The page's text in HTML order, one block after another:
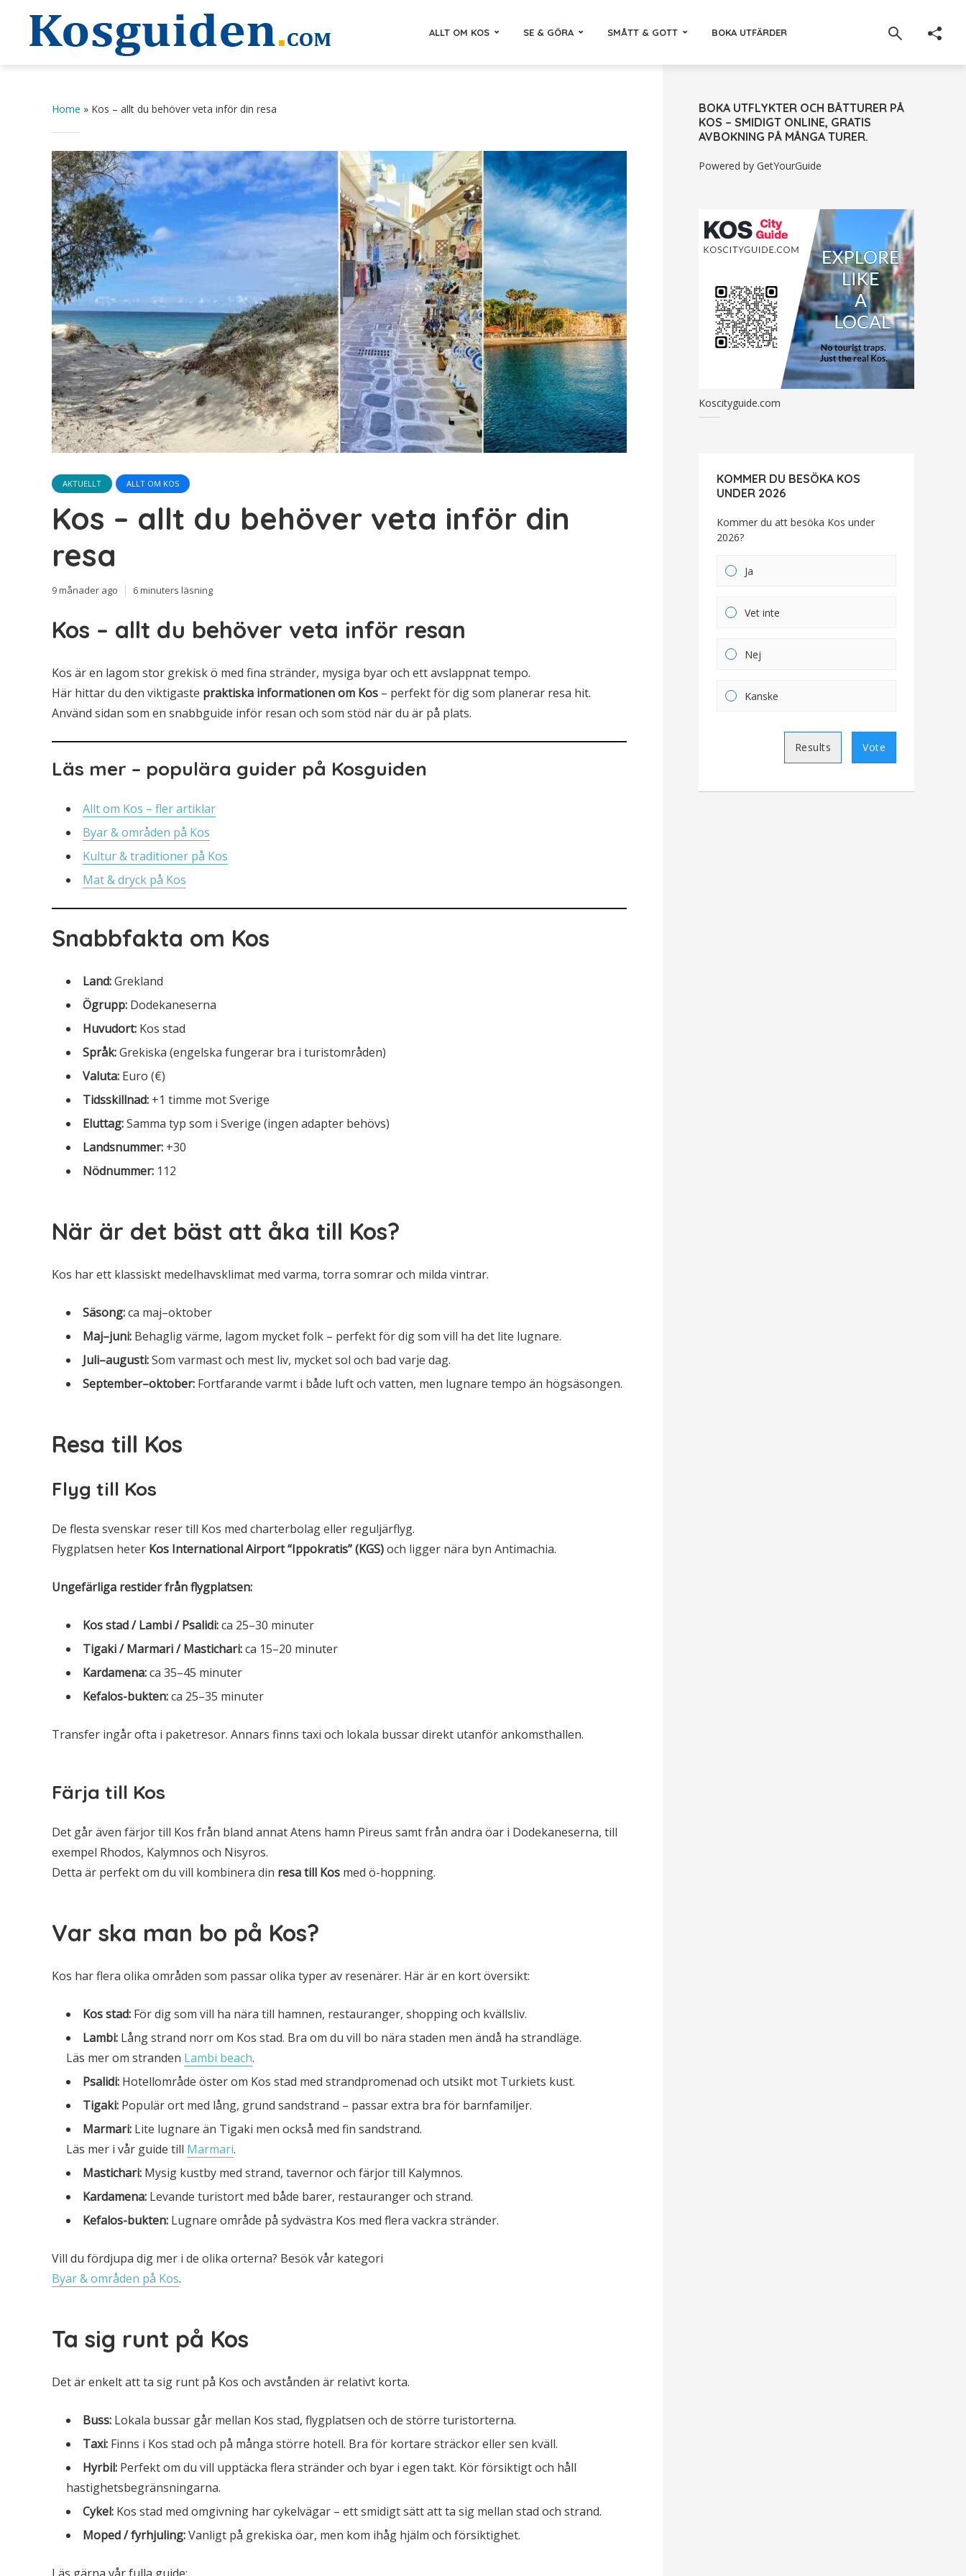
ALLT OM KOS SE & GÖRA SMÅTT & GOTT BOKA UTFÄRDER
Home » Kos – allt du behöver veta inför din resa
AKTUELLT ALLT OM KOS
Kos – allt du behöver veta inför din
resa
9 månader ago 6 minuters läsning
Kos – allt du behöver veta inför resan
Kos är en lagom stor grekisk ö med fina stränder, mysiga byar och ett avslappnat tempo.
Här hittar du den viktigaste praktiska informationen om Kos – perfekt för dig som planerar resa hit.
Använd sidan som en snabbguide inför resan och som stöd när du är på plats.
Läs mer – populära guider på Kosguiden
Allt om Kos – fler artiklar
Byar & områden på Kos
Kultur & traditioner på Kos
Mat & dryck på Kos
Snabbfakta om Kos
Land:Grekland
Ögrupp: Dodekaneserna
Huvudort: Kos stad
Språk:Grekiska (engelska fungerar bra i turistområden)
Valuta: Euro (€)
Tidsskillnad: +1 timme mot Sverige
Eluttag:Samma typ som i Sverige (ingen adapter behövs)
Landsnummer: +30
Nödnummer: 112
När är det bäst att åka till Kos?
Kos har ett klassiskt medelhavsklimat med varma, torra somrar och milda vintrar.
Säsong:ca maj–oktober
Maj–juni: Behaglig värme, lagom mycket folk – perfekt för dig som vill ha det lite lugnare.
Juli–augusti:Som varmast och mest liv, mycket sol och bad varje dag.
September–oktober: Fortfarande varmt i både luft och vatten, men lugnare tempo än högsäsongen.
Resa till Kos
Flyg till Kos
De flesta svenskar reser till Kos med charterbolag eller reguljärflyg.
Flygplatsen heter Kos International Airport “Ippokratis” (KGS)och ligger nära byn Antimachia.
Ungefärliga restider från flygplatsen:
Kos stad / Lambi / Psalidi:ca 25–30 minuter
Tigaki / Marmari / Mastichari:ca 15–20 minuter
Kardamena:ca 35–45 minuter
Kefalos-bukten:ca 25–35 minuter
Transfer ingår ofta i paketresor. Annars finns taxi och lokala bussar direkt utanför ankomsthallen.
Färja till Kos
Det går även färjor till Kos från bland annat Atens hamn Pireus samt från andra öar i Dodekaneserna, till
exempel Rhodos, Kalymnos och Nisyros.
Detta är perfekt om du vill kombinera din resa till Kos med ö-hoppning.
Var ska man bo på Kos?
Kos har flera olika områden som passar olika typer av resenärer. Här är en kort översikt:
Kos stad: För dig som vill ha nära till hamnen, restauranger, shopping och kvällsliv.
Lambi: Lång strand norr om Kos stad. Bra om du vill bo nära staden men ändå ha strandläge.
Läs mer om stranden Lambi beach.
Psalidi: Hotellområde öster om Kos stad med strandpromenad och utsikt mot Turkiets kust.
Tigaki: Populär ort med lång, grund sandstrand – passar extra bra för barnfamiljer.
Marmari: Lite lugnare än Tigaki men också med fin sandstrand.
Läs mer i vår guide till Marmari.
Mastichari: Mysig kustby med strand, tavernor och färjor till Kalymnos.
Kardamena: Levande turistort med både barer, restauranger och strand.
Kefalos-bukten: Lugnare område på sydvästra Kos med flera vackra stränder.
Vill du fördjupa dig mer i de olika orterna? Besök vår kategori
Byar & områden på Kos.
Ta sig runt på Kos
Det är enkelt att ta sig runt på Kos och avstånden är relativt korta.
Buss: Lokala bussar går mellan Kos stad, flygplatsen och de större turistorterna.
Taxi: Finns i Kos stad och på många större hotell. Bra för kortare sträckor eller sen kväll.
Hyrbil: Perfekt om du vill upptäcka flera stränder och byar i egen takt. Kör försiktigt och håll
hastighetsbegränsningarna.
Cykel: Kos stad med omgivning har cykelvägar – ett smidigt sätt att ta sig mellan stad och strand.
Moped / fyrhjuling:Vanligt på grekiska öar, men kom ihåg hjälm och försiktighet.
Läs gärna vår fulla guide:
BOKA UTFLYKTER OCH BÅTTURER PÅ
KOS – SMIDIGT ONLINE, GRATIS
AVBOKNING PÅ MÅNGA TURER.
Powered by GetYourGuide
Koscityguide.com
KOMMER DU BESÖKA KOS
UNDER 2026
Kommer du att besöka Kos under
2026?
Ja
Vet inte
Nej
Kanske
Results Vote